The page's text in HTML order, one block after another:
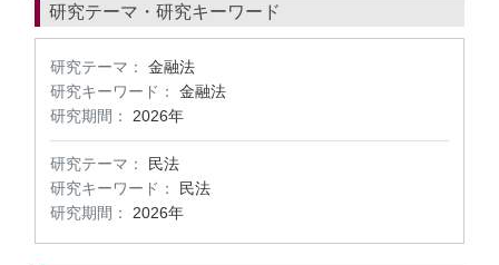
研究テーマ・研究キーワード
研究テーマ：
金融法
研究キーワード：
金融法
研究期間：
2026年
研究テーマ：
民法
研究キーワード：
民法
研究期間：
2026年